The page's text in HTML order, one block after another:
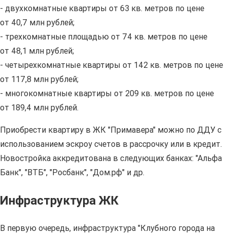
- двухкомнатные квартиры от 63 кв. метров по цене
от 40,7 млн рублей;
- трехкомнатные площадью от 74 кв. метров по цене
от 48,1 млн рублей;
- четырехкомнатные квартиры от 142 кв. метров по цене
от 117,8 млн рублей;
- многокомнатные квартиры от 209 кв. метров по цене
от 189,4 млн рублей.
Приобрести квартиру в ЖК "Примавера" можно по ДДУ с
использованием эскроу счетов в рассрочку или в кредит.
Новостройка аккредитована в следующих банках: "Альфа
Банк", "ВТБ", "Росбанк", "Дом.рф" и др.
Инфраструктура ЖК
В первую очередь, инфраструктура "Клубного города на